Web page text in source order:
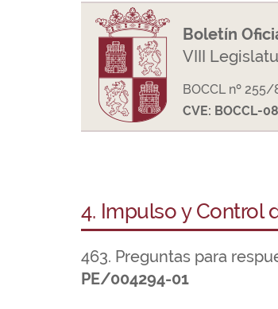
Boletín
VIII
BOCCL nº
CVE: BOCCL-
4. Impulso y Control
463. Preguntas para
PE/004294-01